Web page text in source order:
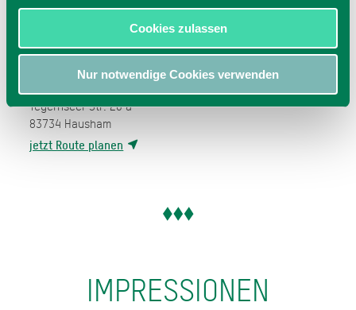
Cookies zulassen
Nur notwendige Cookies verwenden
Kunst- und Kulturhaus
Tegernseer Str. 20 a
83734 Hausham
jetzt Route planen
IMPRESSIONEN